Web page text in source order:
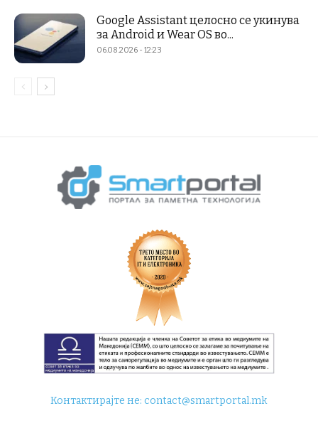
Google Assistant целосно се укинува
за Android и Wear OS во...
06.08.2026 - 12:23
Контактирајте не:contact@smartportal.mk